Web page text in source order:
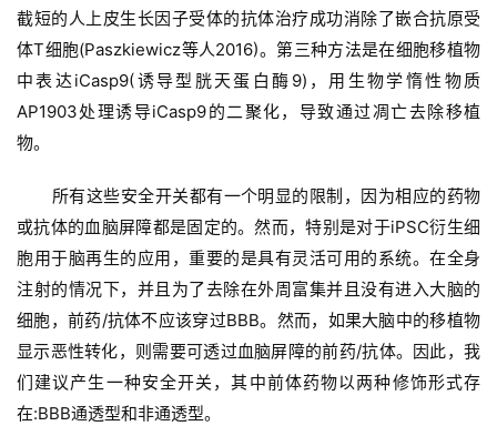
截短的人上皮生长因子受体的抗体治疗成功消除了嵌合抗原受
体T细胞(Paszkiewicz等人2016)。第三种方法是在细胞移植物
中表达iCasp9(诱导型胱天蛋白酶9)，用生物学惰性物质
AP1903处理诱导iCasp9的二聚化，导致通过凋亡去除移植
物。
所有这些安全开关都有一个明显的限制，因为相应的药物
或抗体的血脑屏障都是固定的。然而，特别是对于iPSC衍生细
胞用于脑再生的应用，重要的是具有灵活可用的系统。在全身
注射的情况下，并且为了去除在外周富集并且没有进入大脑的
细胞，前药/抗体不应该穿过BBB。然而，如果大脑中的移植物
显示恶性转化，则需要可透过血脑屏障的前药/抗体。因此，我
们建议产生一种安全开关，其中前体药物以两种修饰形式存
在:BBB通透型和非通透型。